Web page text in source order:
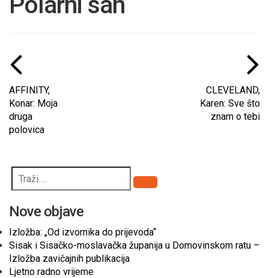
AFFINITY,
Konar: Moja
druga
polovica
CLEVELAND,
Karen: Sve što
znam o tebi
Pretraži
Nove objave
Izložba: „Od izvornika do prijevoda“
Sisak i Sisačko-moslavačka županija u Domovinskom ratu –
Izložba zavičajnih publikacija
Ljetno radno vrijeme